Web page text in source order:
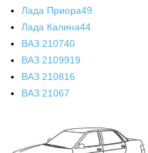
Лада Приора49
Лада Калина44
ВАЗ 210740
ВАЗ 2109919
ВАЗ 210816
ВАЗ 21067